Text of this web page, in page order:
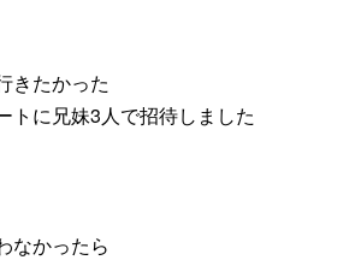
きたかった
トに兄妹3人で招待しました
なかったら